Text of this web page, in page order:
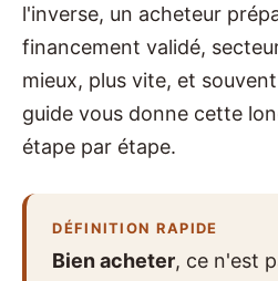
l'inverse, un acheteur
financement validé,
mieux, plus vite, et
guide vous donne cette
étape par étape.
DÉFINITION RAPIDE
Bien acheter, ce n'est